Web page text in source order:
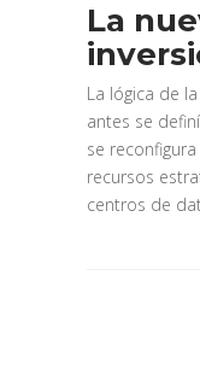
La
La lógica de
antes se
se
recursos
centros de